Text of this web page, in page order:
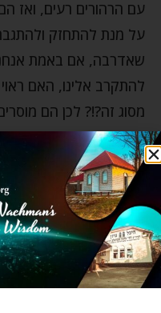
עם הרהורים רעים, ואז
על מנת להתחזק
שאדרבה, אם באמת
להתקרב אלינו, האם ראוי
מסוג זה?!? לכן הם
וכאשר הם עושים זאת
ונפלאה. כי מ"החתים
בחינת תפילין שנאמר
וכו'" (אות ז), ומתגלים
הנפשות של כל הירודים
שהכשרים גם כן עוברים
עוברים, הם יודעים